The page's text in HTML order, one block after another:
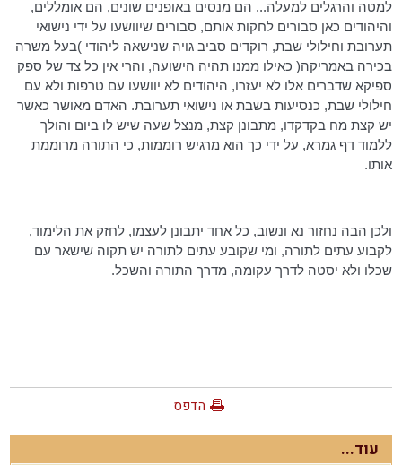
למטה והרגלים למעלה... הם מנסים באופנים שונים, הם אומללים,
והיהודים כאן סבורים לחקות אותם, סבוריםשיוושעו על ידי נישואי
תערובת וחילולי שבת, רוקדים סביב גויה שנישאה ליהודי )בעל משרה
בכירה באמריקה( כאילו ממנו תהיה הישועה, והרי אין כל צד של ספק
ספיקא שדברים אלו לא יעזרו, היהודים לא יוושעו עם טרפות ולא עם
חילולי שבת, כנסיעות בשבת או נישואי תערובת. האדם מאושר כאשר
יש קצת מח בקדקדו, מתבונן קצת, מנצל שעה שיש לו ביום והולך
ללמוד דף גמרא, על ידי כך הוא מרגיש רוממות, כי התורה מרוממת
אותו.
ולכן הבה נחזור נא ונשוב, כל אחד יתבונן לעצמו, לחזק את הלימוד,
לקבוע עתים לתורה, ומי שקובע עתים לתורה יש תקוה שישאר עם
שכלו ולא יסטה לדרך עקומה, מדרך התורה והשכל.
הדפס
עוד...